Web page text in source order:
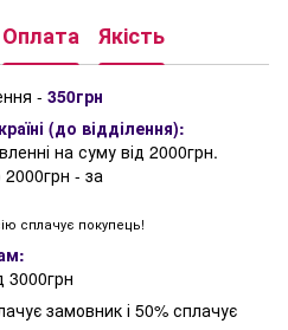
Оплата Якість
- 350грн
(до відділення):
на суму від 2000грн.
- за
сплачує покупець!
3000грн
замовник і 50% сплачує